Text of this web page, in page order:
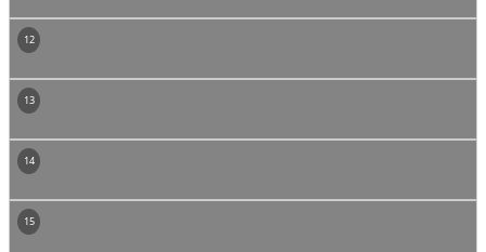
12
13
14
15